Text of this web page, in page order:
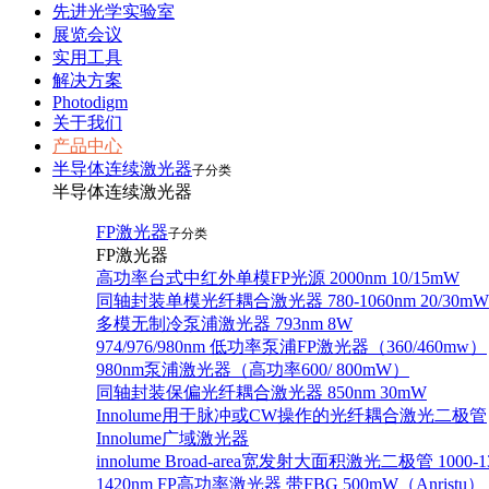
先进光学实验室
展览会议
实用工具
解决方案
Photodigm
关于我们
产品中心
半导体连续激光器子分类
半导体连续激光器
FP激光器子分类
FP激光器
高功率台式中红外单模FP光源 2000nm 10/15mW
同轴封装单模光纤耦合激光器 780-1060nm 20/30mW
多模无制冷泵浦激光器 793nm 8W
974/976/980nm 低功率泵浦FP激光器（360/460mw）
980nm泵浦激光器（高功率600/ 800mW）
同轴封装保偏光纤耦合激光器 850nm 30mW
Innolume用于脉冲或CW操作的光纤耦合激光二极管
Innolume广域激光器
innolume Broad-area宽发射大面积激光二极管 1000-
1420nm FP高功率激光器 带FBG 500mW（Anristu）